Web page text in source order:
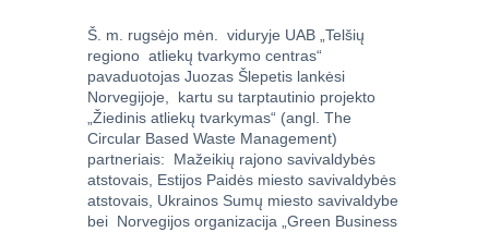
Š. m. rugsėjo mėn. viduryje UAB „Telšių
regiono atliekų tvarkymo centras“
pavaduotojas Juozas Šlepetis lankėsi
Norvegijoje, kartu su tarptautinio projekto
„Žiedinis atliekų tvarkymas“ (angl. The
Circular Based Waste Management)
partneriais: Mažeikių rajono savivaldybės
atstovais, Estijos Paidės miesto savivaldybės
atstovais, Ukrainos Sumų miesto savivaldybe
bei Norvegijos organizacija „Green Business